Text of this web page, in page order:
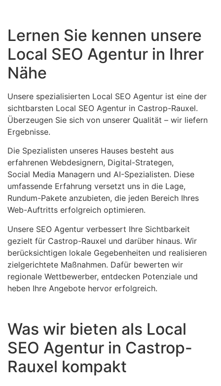
Lernen Sie kennen unsere
Local SEO Agentur in Ihrer
Nähe
Unsere spezialisierten Local SEO Agentur ist eine der
sichtbarsten Local SEO Agentur in Castrop-Rauxel.
Überzeugen Sie sich von unserer Qualität – wir liefern
Ergebnisse.
Die Spezialisten unseres Hauses besteht aus
erfahrenen Webdesignern, Digital-Strategen,
Social Media Managern und AI-Spezialisten. Diese
umfassende Erfahrung versetzt uns in die Lage,
Rundum-Pakete anzubieten, die jeden Bereich Ihres
Web-Auftritts erfolgreich optimieren.
Unsere SEO Agentur verbessert Ihre Sichtbarkeit
gezielt für Castrop-Rauxel und darüber hinaus. Wir
berücksichtigen lokale Gegebenheiten und realisieren
zielgerichtete Maßnahmen. Dafür bewerten wir
regionale Wettbewerber, entdecken Potenziale und
heben Ihre Angebote hervor erfolgreich.
Was wir bieten als Local
SEO Agentur in Castrop-
Rauxel kompakt